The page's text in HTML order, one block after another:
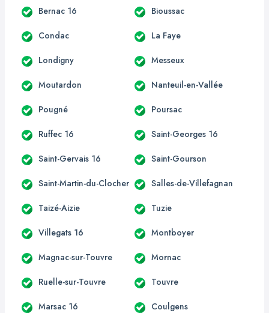
Bernac 16 Bioussac
Condac La Faye
Londigny Messeux
Moutardon Nanteuil-en-Vallée
Pougné Poursac
Ruffec 16 Saint-Georges 16
Saint-Gervais 16 Saint-Gourson
Saint-Martin-du-Clocher Salles-de-Villefagnan
Taizé-Aizie Tuzie
Villegats 16 Montboyer
Magnac-sur-Touvre Mornac
Ruelle-sur-Touvre Touvre
Marsac 16 Coulgens